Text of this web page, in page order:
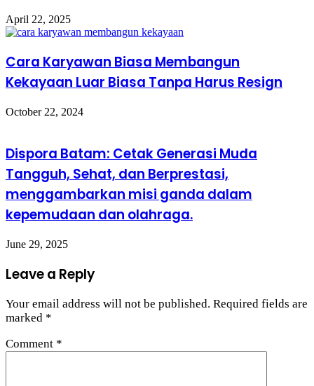
April 22, 2025
Cara Karyawan Biasa Membangun
Kekayaan Luar Biasa Tanpa Harus Resign
October 22, 2024
Dispora Batam: Cetak Generasi Muda
Tangguh, Sehat, dan Berprestasi,
menggambarkan misi ganda dalam
kepemudaan dan olahraga.
June 29, 2025
Leave a Reply
Your email address will not be published. Required fields are
marked *
Comment *